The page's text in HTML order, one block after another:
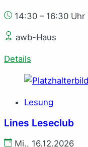
14:30 – 16:30 Uhr
awb-Haus
Details
Lesung
Lines Leseclub
Mi., 16.12.2026